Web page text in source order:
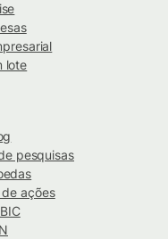
lote
pesquisas
ações